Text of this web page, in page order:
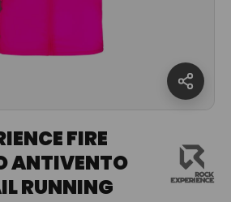
FIRE
ANTIVENTO
RUNNING